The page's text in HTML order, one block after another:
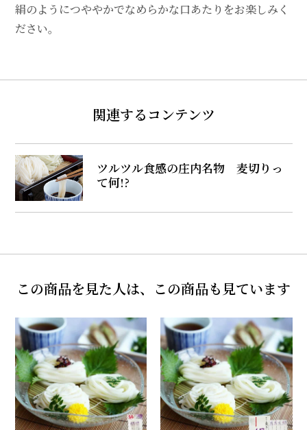
絹のようにつややかでなめらかな口あたりをお楽しみく
ださい。
関連するコンテンツ
ツルツル食感の庄内名物 麦切りっ
て何!?
この商品を見た人は、この商品も見ています